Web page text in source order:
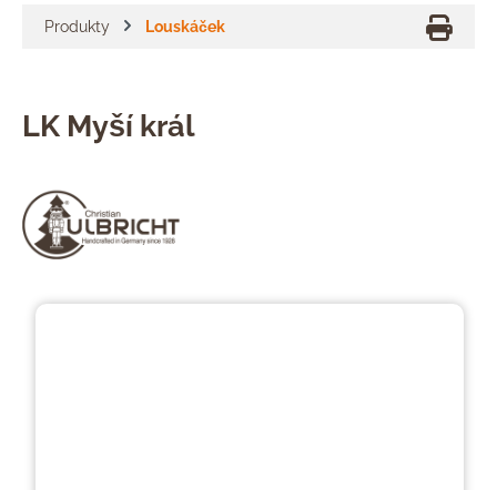
Produkty Louskáček
LK Myší král